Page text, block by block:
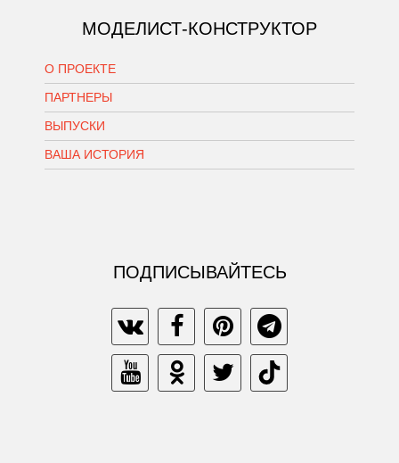
МОДЕЛИСТ-КОНСТРУКТОР
О ПРОЕКТЕ
ПАРТНЕРЫ
ВЫПУСКИ
ВАША ИСТОРИЯ
ПОДПИСЫВАЙТЕСЬ